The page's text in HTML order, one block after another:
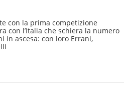
con la prima competizione
con l’Italia che schiera la numero
in ascesa: con loro Errani,